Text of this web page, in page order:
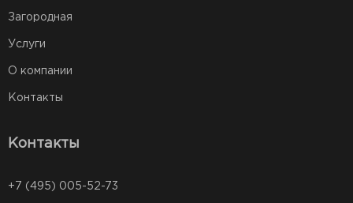
Загородная
Услуги
О компании
Контакты
Контакты
+7 (495) 005-52-73